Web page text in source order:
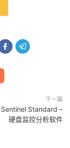
 
下一篇
Standard –
硬盘监控分析软件